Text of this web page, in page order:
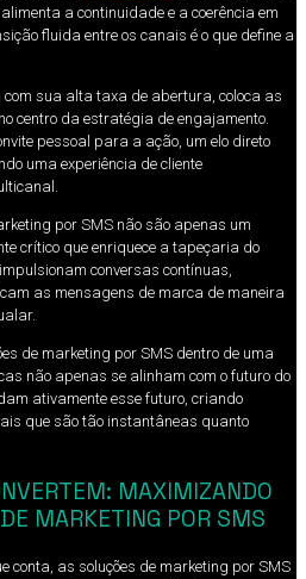
a continuidade e a coerência em
fluida entre os canais é o que define a
sua alta taxa de abertura, coloca as
centro da estratégia de engajamento.
pessoal para a ação, um elo direto
uma experiência de cliente
por SMS não são apenas um
crítico que enriquece a tapeçaria do
conversas contínuas,
as mensagens de marca de maneira
de marketing por SMS dentro de uma
não apenas se alinham com o futuro do
ativamente esse futuro, criando
que são tão instantâneas quanto
MAXIMIZANDO
MARKETING POR SMS
conta, as soluções de marketing por SMS